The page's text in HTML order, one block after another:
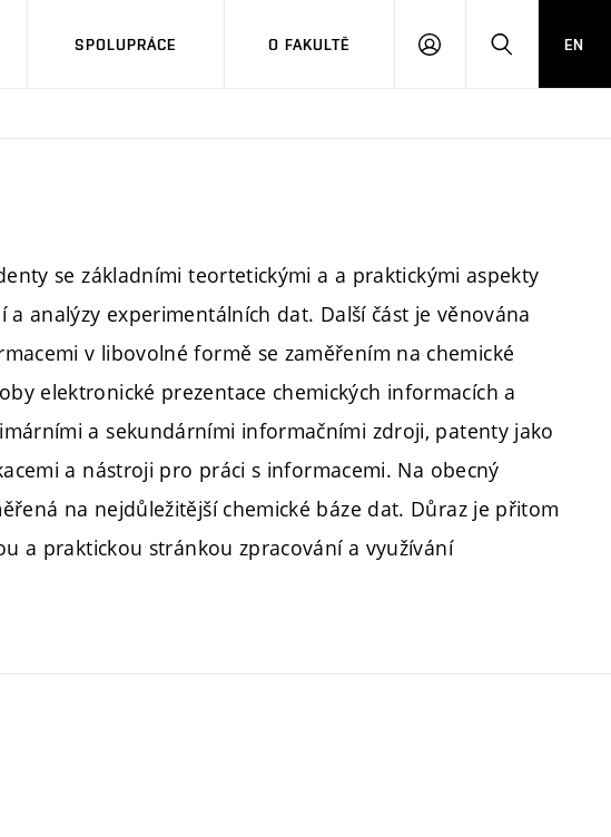
SPOLUPRÁCE O FAKULTĚ
PŘIHLÁSITHLEDAT
EN
se základními teortetickými a a praktickými aspekty
analýzy experimentálních dat. Další část je věnována
v libovolné formě se zaměřením na chemické
elektronické prezentace chemických informacích a
a sekundárními informačními zdroji, patenty jako
a nástroji pro práci s informacemi. Na obecný
na nejdůležitější chemické báze dat. Důraz je přitom
a praktickou stránkou zpracování a využívání